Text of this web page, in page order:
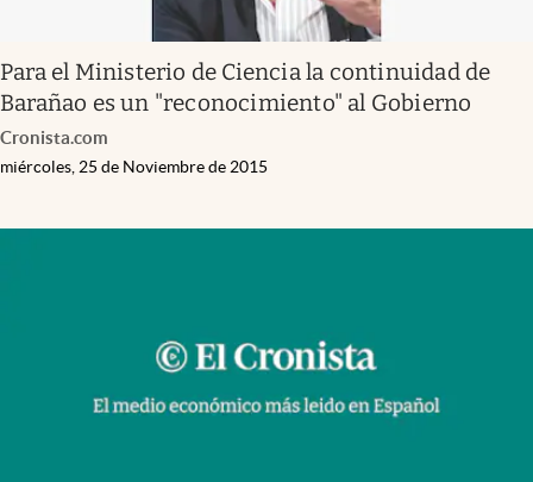
Para el Ministerio de Ciencia la continuidad de
Barañao es un "reconocimiento" al Gobierno
Cronista.com
miércoles, 25 de Noviembre de 2015